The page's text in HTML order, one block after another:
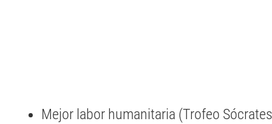
Mejor labor humanitaria (Trofeo